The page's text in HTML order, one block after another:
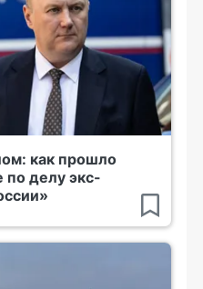
как прошло
по делу экс-